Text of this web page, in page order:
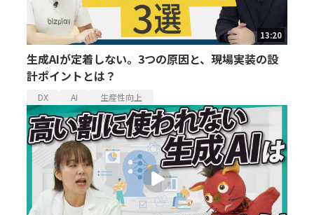
13:20
生成AIが定着しない。3つの原因と、現場実装の設
計ポイントとは？
DX AI 生産性向上